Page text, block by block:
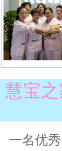
慧宝
一名优